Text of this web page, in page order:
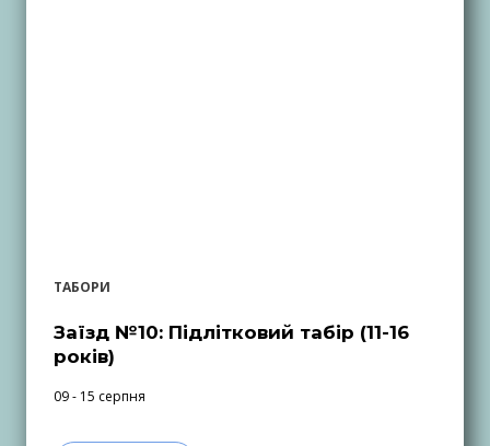
ТАБОРИ
Заїзд №10: Підлітковий табір (11-16
років)
09 - 15 серпня